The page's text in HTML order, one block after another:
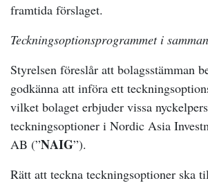
framtida förslaget.
Teckningsoptionsprogrammet i
Styrelsen föreslår att bolagsstämman
godkänna att införa ett
vilket bolaget erbjuder vissa
teckningsoptioner i Nordic Asia
AB (”NAIG”).
Rätt att teckna teckningsoptioner ska